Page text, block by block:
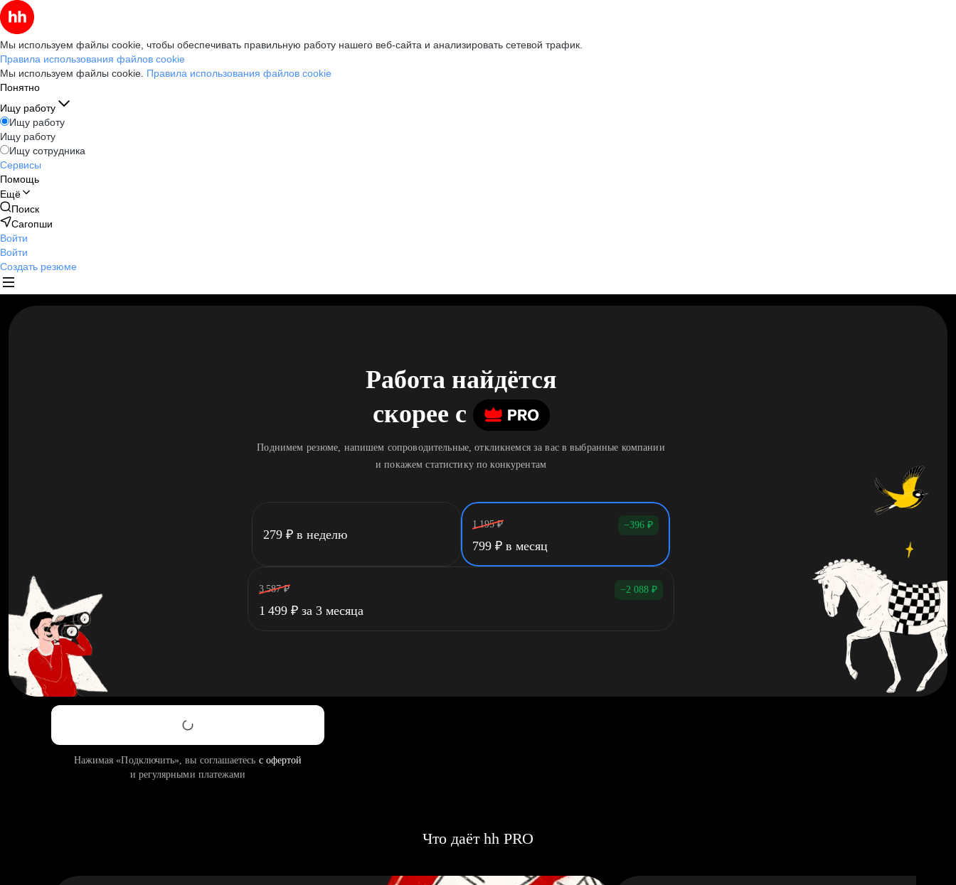
Мы используем файлы cookie, чтобы обеспечивать правильную работу нашего веб-сайта и анализировать сетевой трафик.
Правила использования файлов cookie
Мы используем файлы cookie. Правила использования файлов cookie
Понятно
Ищу работу
Ищу работу
Ищу работу
Ищу сотрудника
Сервисы
Помощь
Ещё
Поиск
Сагопши
Войти
Войти
Создать резюме
Работа найдётся
скорее c
Поднимем резюме, напишем сопроводительные, откликнемся за вас в выбранные компании
и покажем статистику по конкурентам
279 ₽ в неделю
1 195 ₽ −396 ₽
799 ₽ в месяц
3 587 ₽ −2 088 ₽
1 499 ₽ за 3 месяца
Нажимая «Подключить», вы соглашаетесь с офертой
и регулярными платежами
Что даёт hh PRO